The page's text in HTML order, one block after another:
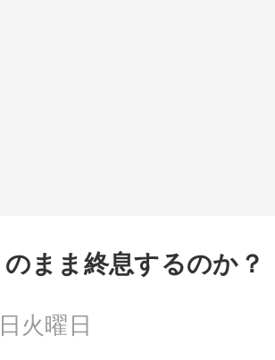
まま終息するのか？
火曜日